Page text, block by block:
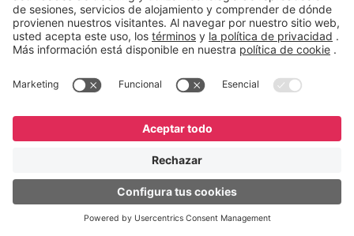
CEO
“Con GeneXus desarrollamos una
acompañar todas las etapas de la
verificar, analizar, reacondicionar y
garantizando calidad y reduciendo
costos”.